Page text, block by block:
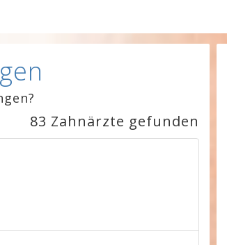
83 Zahnärzte gefunden